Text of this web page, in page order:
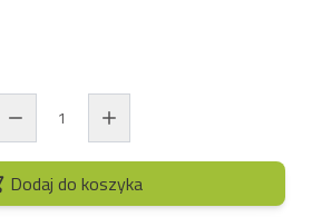
Dodaj do koszyka